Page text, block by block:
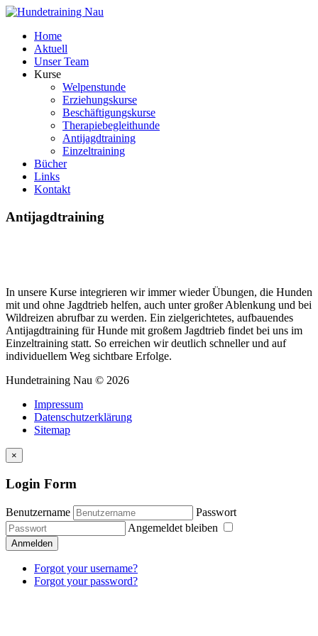
Home
Aktuell
Unser Team
Kurse
Welpenstunde
Erziehungskurse
Beschäftigungskurse
Therapiebegleithunde
Antijagdtraining
Einzeltraining
Bücher
Links
Kontakt
Antijagdtraining
In unsere Kurse integrieren wir immer wieder Übungen, die Hunden
mit und ohne Jagdtrieb helfen, auch unter großer Ablenkung und bei
Wildreizen abrufbar zu werden. Ein zielgerichtetes, aufbauendes
Antijagdtraining für Hunde mit großem Jagdtrieb findet bei uns im
Einzeltraining statt. So erreichen wir deutlich schneller und auf
individuellem Weg sichtbare Erfolge.
Hundetraining Nau © 2026
Impressum
Datenschutzerklärung
Sitemap
×
Login Form
Benutzername
Passwort
Angemeldet bleiben
Anmelden
Forgot your username?
Forgot your password?